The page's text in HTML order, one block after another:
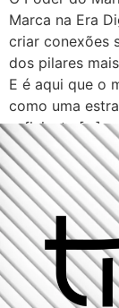
Marca na Era
criar conexões
dos pilares
E é aqui que o
como uma
suficiente […]